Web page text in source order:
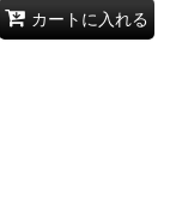
カートに入れる